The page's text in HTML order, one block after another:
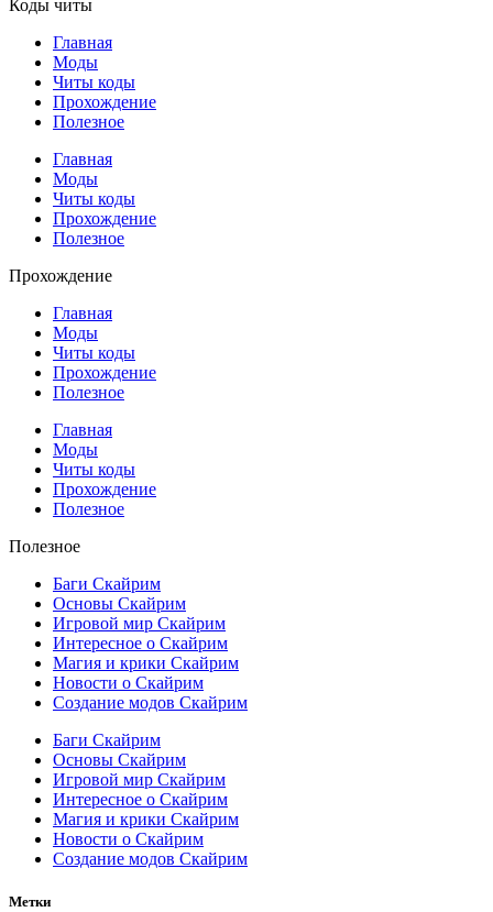
Коды читы
Главная
Моды
Читы коды
Прохождение
Полезное
Главная
Моды
Читы коды
Прохождение
Полезное
Прохождение
Главная
Моды
Читы коды
Прохождение
Полезное
Главная
Моды
Читы коды
Прохождение
Полезное
Полезное
Баги Скайрим
Основы Скайрим
Игровой мир Скайрим
Интересное о Скайрим
Магия и крики Скайрим
Новости о Скайрим
Создание модов Скайрим
Баги Скайрим
Основы Скайрим
Игровой мир Скайрим
Интересное о Скайрим
Магия и крики Скайрим
Новости о Скайрим
Создание модов Скайрим
Метки